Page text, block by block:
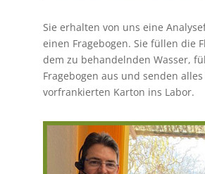
Sie erhalten von uns eine
einen Fragebogen. Sie füllen die
dem zu behandelnden Wasser,
Fragebogen aus und senden
vorfrankierten Karton ins Labor.